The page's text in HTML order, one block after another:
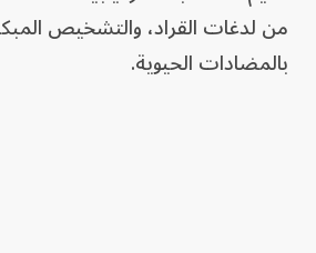
من لدغات القراد، والتشخيص
بالمضادات الحيوية.